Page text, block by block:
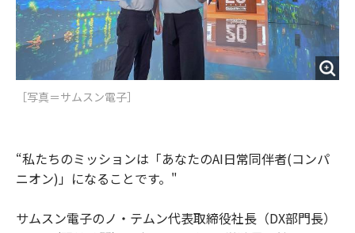
［写真＝サムスン電子］
“私たちのミッションは「あなたのAI日常同伴者(コンパ
ニオン)」になることです。"
サムスン電子のノ・テムン代表取締役社長（DX部門長）